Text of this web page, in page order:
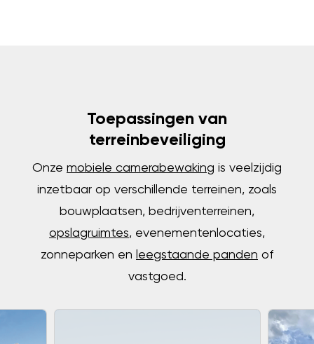
Toepassingen van
terreinbeveiliging
Onze mobiele camerabewaking is veelzijdig
inzetbaar op verschillende terreinen, zoals
bouwplaatsen, bedrijventerreinen,
opslagruimtes, evenementenlocaties,
zonneparken en leegstaande panden of
vastgoed.